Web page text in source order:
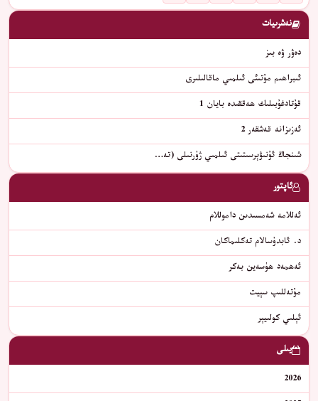
نەشرىيات
دەۋر ۋە بىز
ئىبراھىم مۇتىئى ئىلمىي ماقالىلىرى
قۇتادغۇبىلىك ھەققىدە بايان 1
ئەزىزانە قەشقەر 2
شىنجاڭ ئۇنىۋېرسىتىتى ئىلمىي ژۇرنىلى (تە…
ئاپتور
ئەللامە شەمسىدىن داموللام
د. ئابدۇسالام تەكلىماكان
ئەھمەد ھۈسەين بەكر
مۇتەللىپ سېيت
ﺋﯧﻠﯩﻲ ﻛﻮﻟﯩﻴﯧﺮ
يىلى
2026